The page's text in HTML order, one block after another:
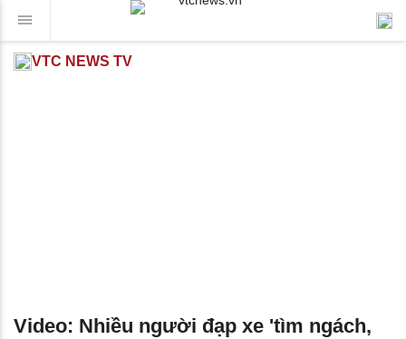
VTC NEWS TV
Video: Nhiều người đạp xe 'tìm ngách,